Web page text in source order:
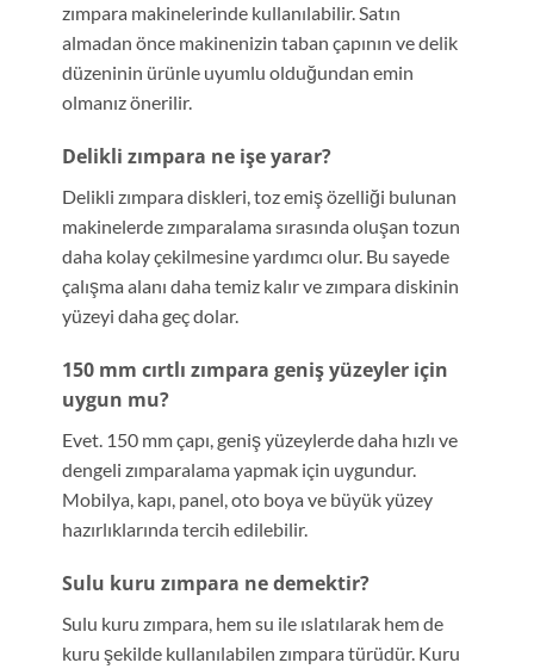
zımpara makinelerinde kullanılabilir. Satın
almadan önce makinenizin taban çapının ve delik
düzeninin ürünle uyumlu olduğundan emin
olmanız önerilir.
Delikli zımpara ne işe yarar?
Delikli zımpara diskleri, toz emiş özelliği bulunan
makinelerde zımparalama sırasında oluşan tozun
daha kolay çekilmesine yardımcı olur. Bu sayede
çalışma alanı daha temiz kalır ve zımpara diskinin
yüzeyi daha geç dolar.
150 mm cırtlı zımpara geniş yüzeyler için
uygun mu?
Evet. 150 mm çapı, geniş yüzeylerde daha hızlı ve
dengeli zımparalama yapmak için uygundur.
Mobilya, kapı, panel, oto boya ve büyük yüzey
hazırlıklarında tercih edilebilir.
Sulu kuru zımpara ne demektir?
Sulu kuru zımpara, hem su ile ıslatılarak hem de
kuru şekilde kullanılabilen zımpara türüdür. Kuru